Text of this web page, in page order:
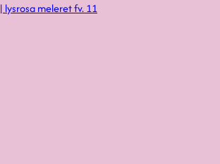
lysrosa meleret fv. 11